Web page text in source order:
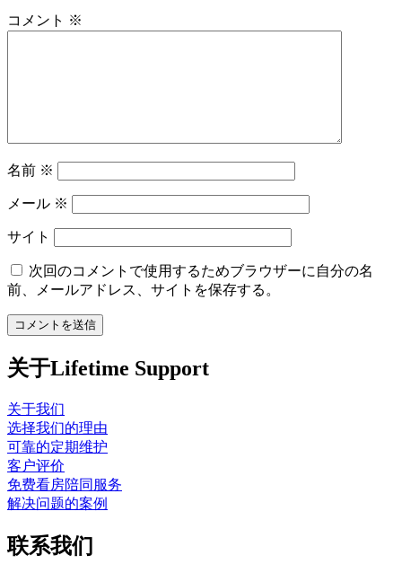
コメント ※
名前 ※
メール ※
サイト
次回のコメントで使用するためブラウザーに自分の名
前、メールアドレス、サイトを保存する。
关于Lifetime Support
关于我们
选择我们的理由
可靠的定期维护
客户评价
免费看房陪同服务
解决问题的案例
联系我们